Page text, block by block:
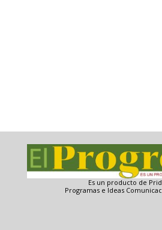
Es un producto de
Programas e Ideas